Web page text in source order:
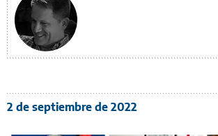
2 de septiembre de 2022